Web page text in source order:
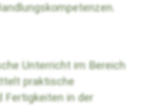
Unterricht im Bereich
praktische
Fertigkeiten in der